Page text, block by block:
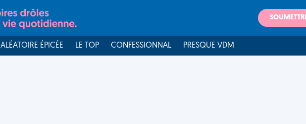
ALÉATOIRE ÉPICÉE LE TOP CONFESSIONNAL PRESQUE VDM